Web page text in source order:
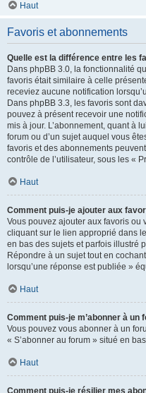
Haut
Favoris et abonnements
Quelle est la différence entre les
Dans phpBB 3.0, la fonctionnalité
favoris était similaire à celle
receviez aucune notification
Dans phpBB 3.3, les favoris sont
pouvez à présent recevoir une
mis à jour. L’abonnement, quant à
forum ou d’un sujet auquel vous
favoris et des abonnements
contrôle de l’utilisateur, sous les «
Haut
Comment puis-je ajouter aux
Vous pouvez ajouter aux favoris ou
cliquant sur le lien approprié dans
en bas des sujets et parfois illustré
Répondre à un sujet tout en
lorsqu’une réponse est publiée »
Haut
Comment puis-je m’abonner à un
Vous pouvez vous abonner à un
« S’abonner au forum » situé en
Haut
Comment puis-je résilier mes